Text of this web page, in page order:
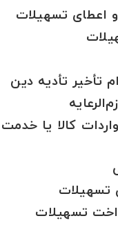
کالا یا